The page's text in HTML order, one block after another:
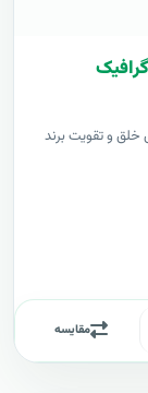
خلق و تقویت برند
مقایسه